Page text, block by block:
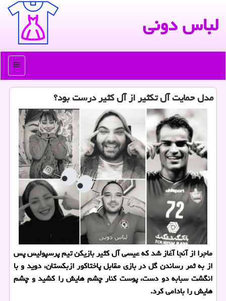
لباس دونی
منو
مدل حمایت آل تكثیر از آل كثیر درست بود؟
ماجرا از آنجا آغاز شد كه عیسی آل كثیر بازیكن تیم پرسپولیس پس
از به ثمر رساندن گل در بازی مقابل پاختاكور ازبكستان، دوید و با
انگشت سبابه دو دست، پوست كنار چشم هایش را كشید و چشم
هایش را بادامی كرد.